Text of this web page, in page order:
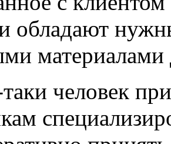
обладают
материалами
человек